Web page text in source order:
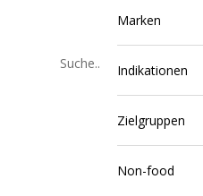
Marken
Indikationen
Zielgruppen
Non-food